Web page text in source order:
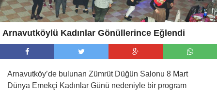
Arnavutköylü Kadınlar Gönüllerince Eğlendi
Arnavutköy’de bulunan Zümrüt Düğün Salonu 8 Mart
Dünya Emekçi Kadınlar Günü nedeniyle bir program